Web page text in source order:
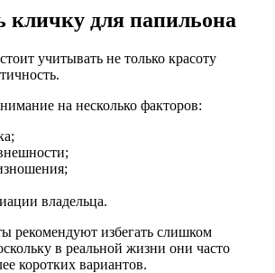
кличку для папильона
учитывать не только красоту
на несколько факторов:
владельца.
рекомендуют избегать слишком
в реальной жизни они часто
коротких вариантов.